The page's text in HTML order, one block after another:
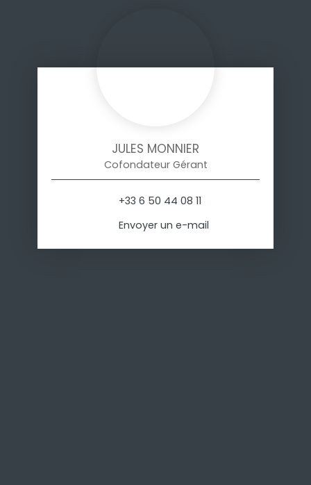
JULES MONNIER
Cofondateur Gérant
+33 6 50 44 08 11
Envoyer un e-mail